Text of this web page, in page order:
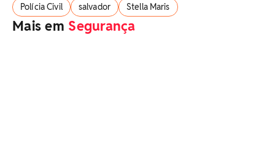
Polícia Civil salvador Stella Maris
Mais em Segurança